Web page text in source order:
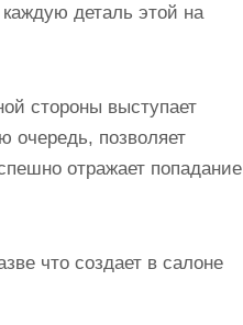
деталь этой на
стороны выступает
очередь, позволяет
отражает попадание
что создает в салоне